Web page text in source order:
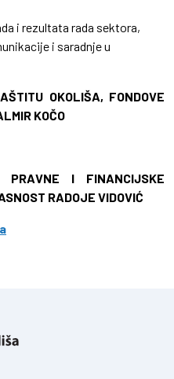
i rezultata rada sektora,
i saradnje u
OKOLIŠA, FONDOVE
KOČO
PRAVNE I FINANCIJSKE
RADOJE VIDOVIĆ